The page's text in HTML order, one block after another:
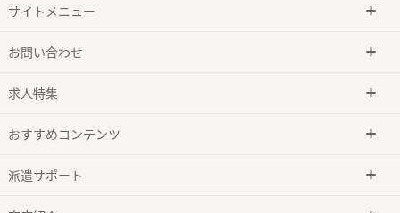
サイトメニュー
お問い合わせ
求人特集
おすすめコンテンツ
派遣サポート